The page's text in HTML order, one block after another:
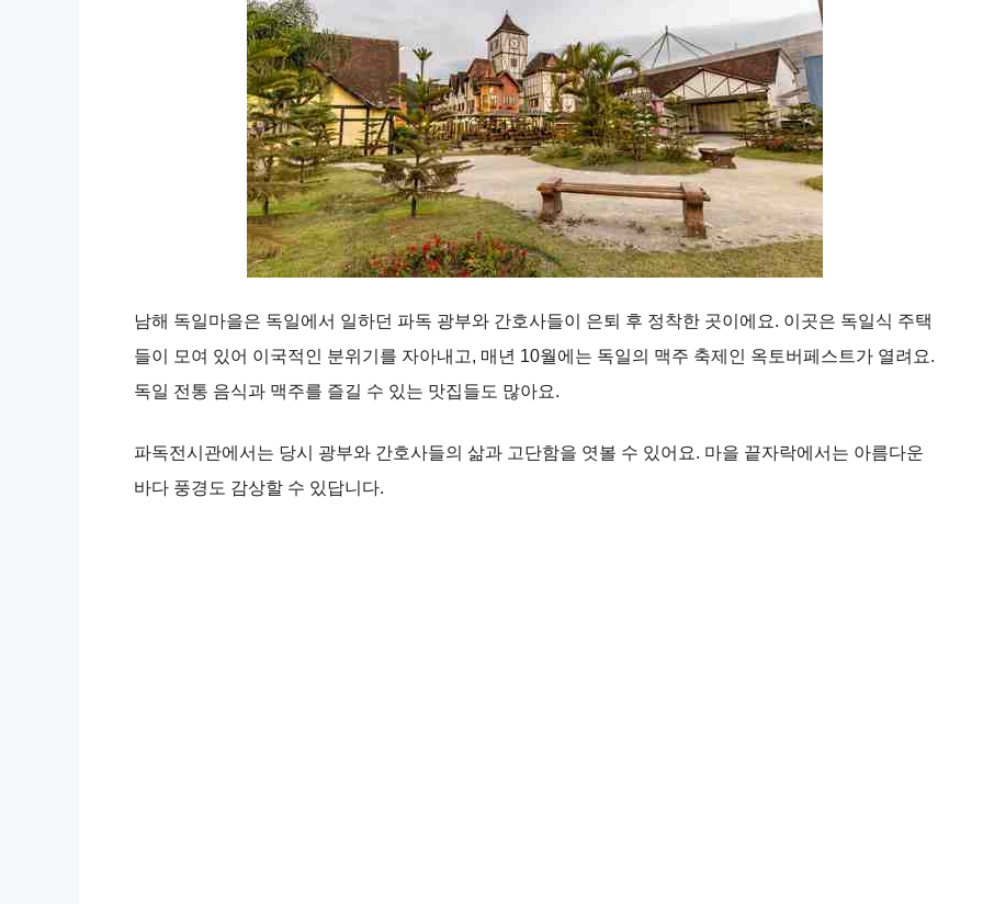
남해 독일마을은 독일에서 일하던 파독 광부와 간호사들이 은퇴 후 정착한 곳이에요. 이곳은 독일식 주택
들이 모여 있어 이국적인 분위기를 자아내고, 매년 10월에는 독일의 맥주 축제인 옥토버페스트가 열려요.
독일 전통 음식과 맥주를 즐길 수 있는 맛집들도 많아요.
파독전시관에서는 당시 광부와 간호사들의 삶과 고단함을 엿볼 수 있어요. 마을 끝자락에서는 아름다운
바다 풍경도 감상할 수 있답니다.